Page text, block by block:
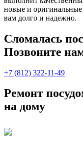
новые и оригинальные
вам долго и надежно.
Сломалась
Позвоните
+7 (812) 322-11-49
Ремонт
на дому